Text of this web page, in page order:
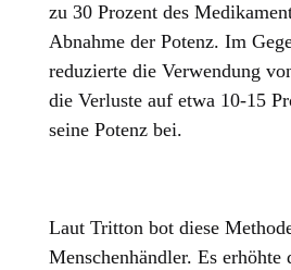
zu 30 Prozent des
Abnahme der Potenz. Im
reduzierte die Verwendung
die Verluste auf etwa 10-15
seine Potenz bei.
Laut Tritton bot diese
Menschenhändler. Es erhöhte